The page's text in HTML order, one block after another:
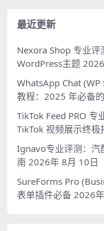
最近更新
Nexora Shop 专业
WordPress主题
WhatsApp Chat (WP
教程：2025 年必备
TikTok Feed PRO
TikTok 视频展示终极
Ignavo专业评测：汽
南 2026年 8月 10日
SureForms Pro
表单插件必备 2026